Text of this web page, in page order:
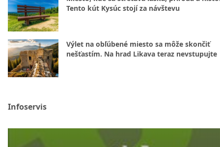
Tento kút Kysúc stojí za návštevu
Výlet na obľúbené miesto sa môže skončiť
nešťastím. Na hrad Likava teraz nevstupujte
Infoservis